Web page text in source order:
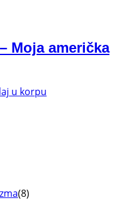
Moja američka
u korpu
(8)